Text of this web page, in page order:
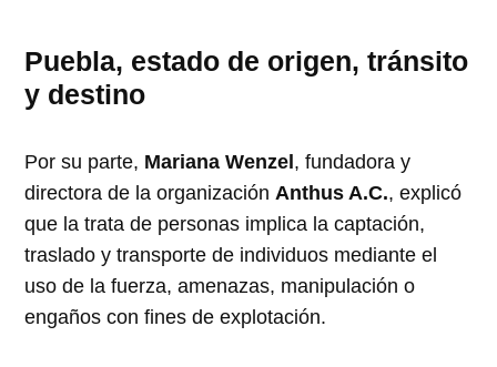
Puebla, estado de origen, tránsito
y destino
Por su parte, Mariana Wenzel , fundadora y
directora de la organizaciónAnthus A.C., explicó
que la trata de personas implica la captación,
traslado y transporte de individuos mediante el
uso de la fuerza, amenazas, manipulación o
engaños con fines de explotación.